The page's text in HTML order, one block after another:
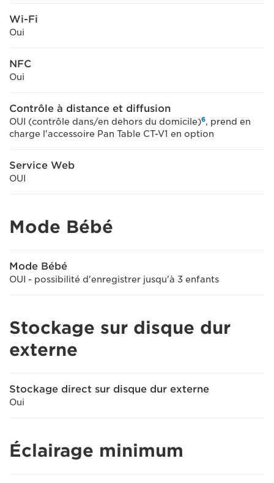
Wi-Fi
Oui
NFC
Oui
Contrôle à distance et diffusion
OUI (contrôle dans/en dehors du domicile)6, prend en
charge l'accessoire Pan Table CT-V1 en option
Service Web
OUI
Mode Bébé
Mode Bébé
OUI - possibilité d'enregistrer jusqu'à 3 enfants
Stockage sur disque dur
externe
Stockage direct sur disque dur externe
Oui
Éclairage minimum